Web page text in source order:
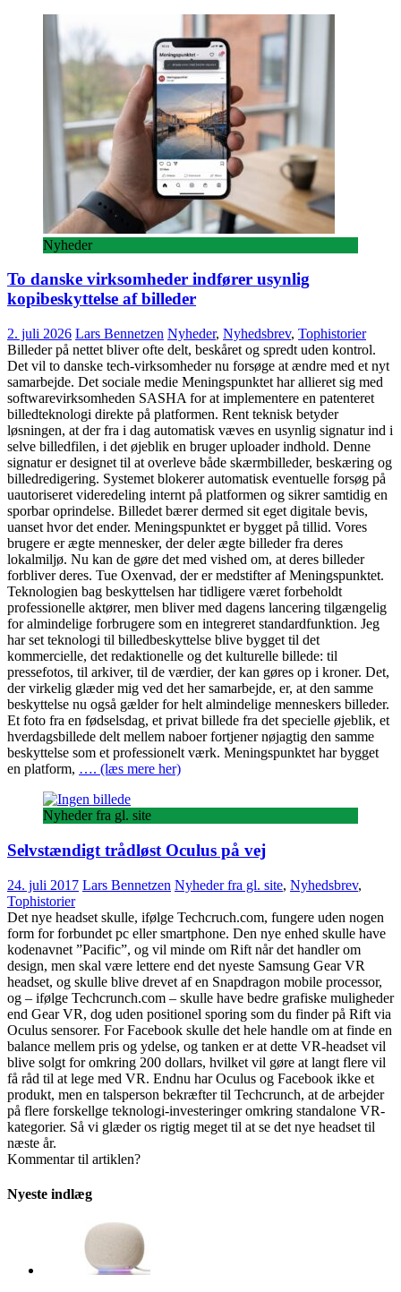
Nyheder
To danske virksomheder indfører usynlig
kopibeskyttelse af billeder
2. juli 2026 Lars Bennetzen Nyheder, Nyhedsbrev, Tophistorier
Billeder på nettet bliver ofte delt, beskåret og spredt uden kontrol.
Det vil to danske tech-virksomheder nu forsøge at ændre med et nyt
samarbejde. Det sociale medie Meningspunktet har allieret sig med
softwarevirksomheden SASHA for at implementere en patenteret
billedteknologi direkte på platformen. Rent teknisk betyder
løsningen, at der fra i dag automatisk væves en usynlig signatur ind i
selve billedfilen, i det øjeblik en bruger uploader indhold. Denne
signatur er designet til at overleve både skærmbilleder, beskæring og
billedredigering. Systemet blokerer automatisk eventuelle forsøg på
uautoriseret videredeling internt på platformen og sikrer samtidig en
sporbar oprindelse. Billedet bærer dermed sit eget digitale bevis,
uanset hvor det ender. Meningspunktet er bygget på tillid. Vores
brugere er ægte mennesker, der deler ægte billeder fra deres
lokalmiljø. Nu kan de gøre det med vished om, at deres billeder
forbliver deres. Tue Oxenvad, der er medstifter af Meningspunktet.
Teknologien bag beskyttelsen har tidligere været forbeholdt
professionelle aktører, men bliver med dagens lancering tilgængelig
for almindelige forbrugere som en integreret standardfunktion. Jeg
har set teknologi til billedbeskyttelse blive bygget til det
kommercielle, det redaktionelle og det kulturelle billede: til
pressefotos, til arkiver, til de værdier, der kan gøres op i kroner. Det,
der virkelig glæder mig ved det her samarbejde, er, at den samme
beskyttelse nu også gælder for helt almindelige menneskers billeder.
Et foto fra en fødselsdag, et privat billede fra det specielle øjeblik, et
hverdagsbillede delt mellem naboer fortjener nøjagtig den samme
beskyttelse som et professionelt værk. Meningspunktet har bygget
en platform, …. (læs mere her)
Nyheder fra gl. site
Selvstændigt trådløst Oculus på vej
24. juli 2017 Lars Bennetzen Nyheder fra gl. site, Nyhedsbrev,
Tophistorier
Det nye headset skulle, ifølge Techcruch.com, fungere uden nogen
form for forbundet pc eller smartphone. Den nye enhed skulle have
kodenavnet ”Pacific”, og vil minde om Rift når det handler om
design, men skal være lettere end det nyeste Samsung Gear VR
headset, og skulle blive drevet af en Snapdragon mobile processor,
og – ifølge Techcrunch.com – skulle have bedre grafiske muligheder
end Gear VR, dog uden positionel sporing som du finder på Rift via
Oculus sensorer. For Facebook skulle det hele handle om at finde en
balance mellem pris og ydelse, og tanken er at dette VR-headset vil
blive solgt for omkring 200 dollars, hvilket vil gøre at langt flere vil
få råd til at lege med VR. Endnu har Oculus og Facebook ikke et
produkt, men en talsperson bekræfter til Techcrunch, at de arbejder
på flere forskellge teknologi-investeringer omkring standalone VR-
kategorier. Så vi glæder os rigtig meget til at se det nye headset til
næste år.
Kommentar til artiklen?
Nyeste indlæg